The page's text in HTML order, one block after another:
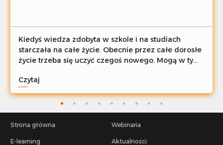
Kiedyś wiedza zdobyta w szkole i na studiach
starczała na całe życie. Obecnie przez całe dorosłe
życie trzeba się uczyć czegoś nowego. Mogą w tym
zajęć stosowana w bibliotekach na całym świecie.
Zapraszamy do korzystania z naszego kursu online
poświęconego klubom wiedzy w bibliotekach.
Czytaj
Strona główna Webinaria
E-learning Aktualności